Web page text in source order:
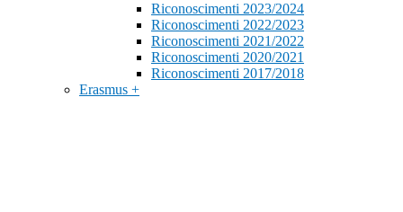
Riconoscimenti 2023/2024
Riconoscimenti 2022/2023
Riconoscimenti 2021/2022
Riconoscimenti 2020/2021
Riconoscimenti 2017/2018
Erasmus +